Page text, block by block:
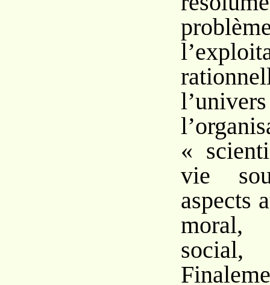
«
vie
aspects
moral,